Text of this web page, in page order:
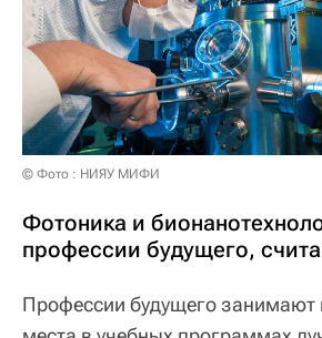
© Фото : НИЯУ МИФИ
Фотоника и
профессии будущего,
Профессии будущего занимают